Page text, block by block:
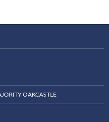
OAKCASTLE